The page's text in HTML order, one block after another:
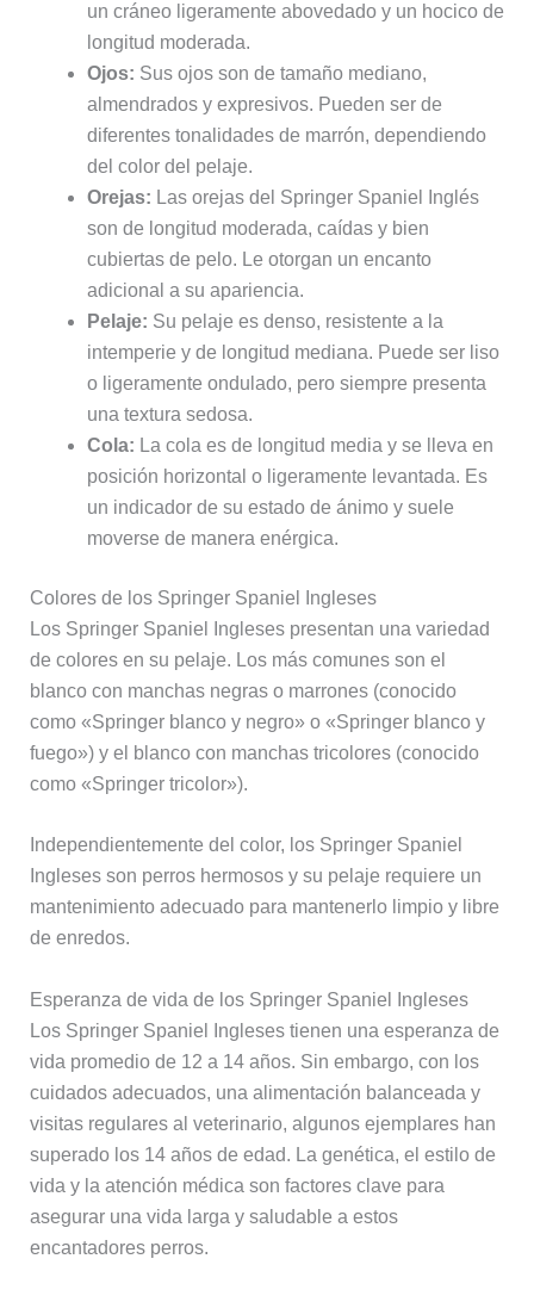
un cráneo ligeramente abovedado y un hocico de
longitud moderada.
Ojos: Sus ojos son de tamaño mediano,
almendrados y expresivos. Pueden ser de
diferentes tonalidades de marrón, dependiendo
del color del pelaje.
Orejas: Las orejas del Springer Spaniel Inglés
son de longitud moderada, caídas y bien
cubiertas de pelo. Le otorgan un encanto
adicional a su apariencia.
Pelaje: Su pelaje es denso, resistente a la
intemperie y de longitud mediana. Puede ser liso
o ligeramente ondulado, pero siempre presenta
una textura sedosa.
Cola: La cola es de longitud media y se lleva en
posición horizontal o ligeramente levantada. Es
un indicador de su estado de ánimo y suele
moverse de manera enérgica.
Colores de los Springer Spaniel Ingleses
Los Springer Spaniel Ingleses presentan una variedad
de colores en su pelaje. Los más comunes son el
blanco con manchas negras o marrones (conocido
como «Springer blanco y negro» o «Springer blanco y
fuego») y el blanco con manchas tricolores (conocido
como «Springer tricolor»).
Independientemente del color, los Springer Spaniel
Ingleses son perros hermosos y su pelaje requiere un
mantenimiento adecuado para mantenerlo limpio y libre
de enredos.
Esperanza de vida de los Springer Spaniel Ingleses
Los Springer Spaniel Ingleses tienen una esperanza de
vida promedio de 12 a 14 años. Sin embargo, con los
cuidados adecuados, una alimentación balanceada y
visitas regulares al veterinario, algunos ejemplares han
superado los 14 años de edad. La genética, el estilo de
vida y la atención médica son factores clave para
asegurar una vida larga y saludable a estos
encantadores perros.